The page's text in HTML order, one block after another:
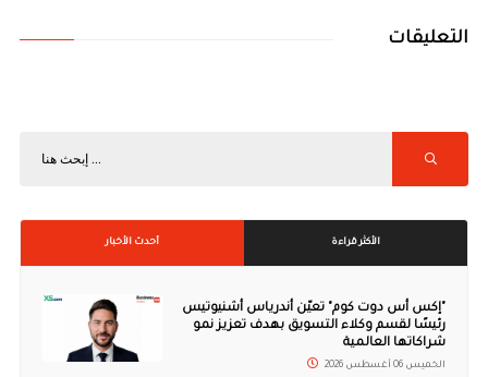
التعليقات
الأكثر قراءة أحدث الأخبار
"إكس أس دوت كوم" تعيّن أندرياس أشنيوتيس
رئيسًا لقسم وكلاء التسويق بهدف تعزيز نمو
شراكاتها العالمية
الخميس 06 أغسطس 2026